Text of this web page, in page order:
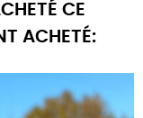
CE
ACHETÉ: